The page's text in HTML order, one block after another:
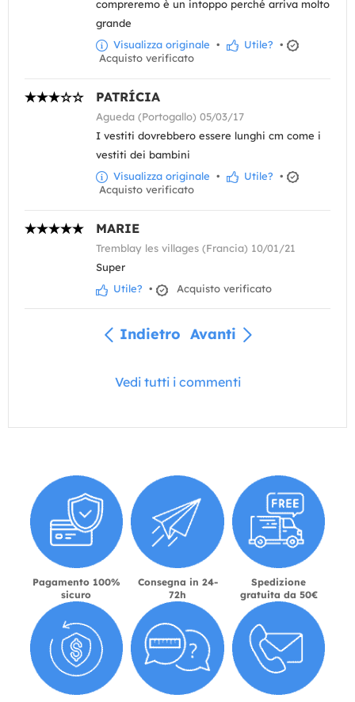
compreremo è un intoppo perché arriva molto
grande
Visualizza originale • Utile? •
Acquisto verificato
PATRÍCIA
Agueda (Portogallo) 05/03/17
I vestiti dovrebbero essere lunghi cm come i
vestiti dei bambini
Visualizza originale • Utile? •
Acquisto verificato
MARIE
Tremblay les villages (Francia) 10/01/21
Super
Utile? • Acquisto verificato
Indietro Avanti
Vedi tutti i commenti
Pagamento 100%
sicuro
Consegna in 24-
72h
Spedizione
gratuita da 50€